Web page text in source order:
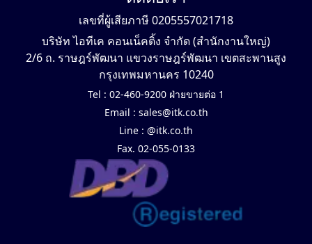
เลขที่ผู้เสียภาษี 0205557021718
บริษัท ไอทีเค คอนเน็คติ้ง จำกัด (สำนักงานใหญ่)
2/6 ถ. ราษฎร์พัฒนา แขวงราษฎร์พัฒนา เขตสะพานสูง
กรุงเทพมหานคร 10240
Tel : 02-460-9200 ฝ่ายขายต่อ 1
Email : sales@itk.co.th
Line : @itk.co.th
Fax. 02-055-0133